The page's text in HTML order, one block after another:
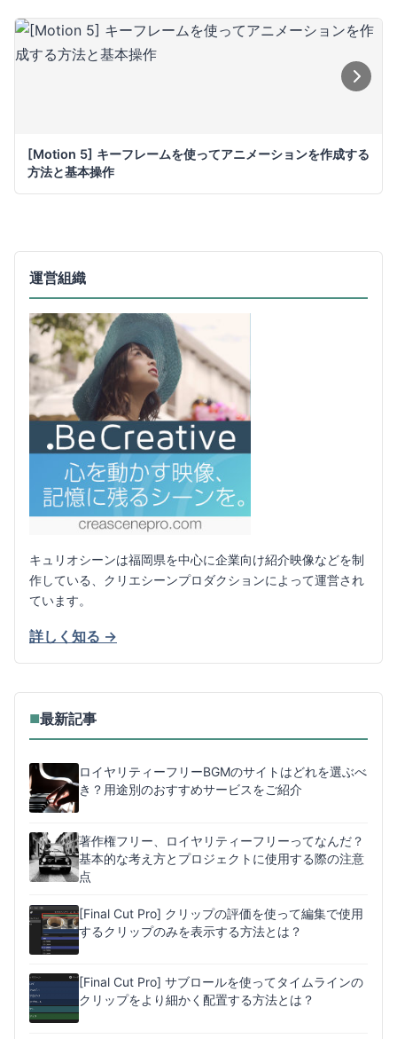
[Motion 5] キーフレームを使ってアニメーションを作成する
方法と基本操作
運営組織
キュリオシーンは福岡県を中心に企業向け紹介映像などを制
作している、クリエシーンプロダクションによって運営され
ています。
詳しく知る →
■最新記事
ロイヤリティーフリーBGMのサイトはどれを選ぶべ
き？用途別のおすすめサービスをご紹介
著作権フリー、ロイヤリティーフリーってなんだ？
基本的な考え方とプロジェクトに使用する際の注意
点
[Final Cut Pro] クリップの評価を使って編集で使用
するクリップのみを表示する方法とは？
[Final Cut Pro] サブロールを使ってタイムラインの
クリップをより細かく配置する方法とは？